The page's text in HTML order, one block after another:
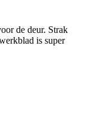
de deur. Strak
is super